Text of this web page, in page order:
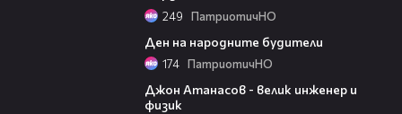
249 ПатриотичНО
Ден на народните будители
174 ПатриотичНО
Джон Атанасов - велик инженер и
физик